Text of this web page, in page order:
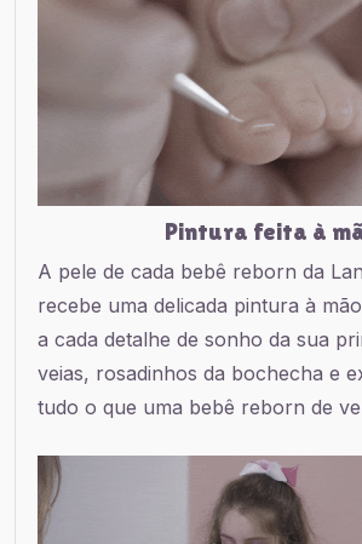
Pintura feita à
A pele de cada bebê reborn da
recebe uma delicada pintura à
a cada detalhe de sonho da sua
veias, rosadinhos da bochecha e
tudo o que uma bebê reborn de